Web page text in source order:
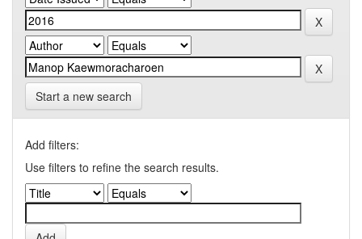
Start a new search
Add filters:
Use filters to refine the search results.